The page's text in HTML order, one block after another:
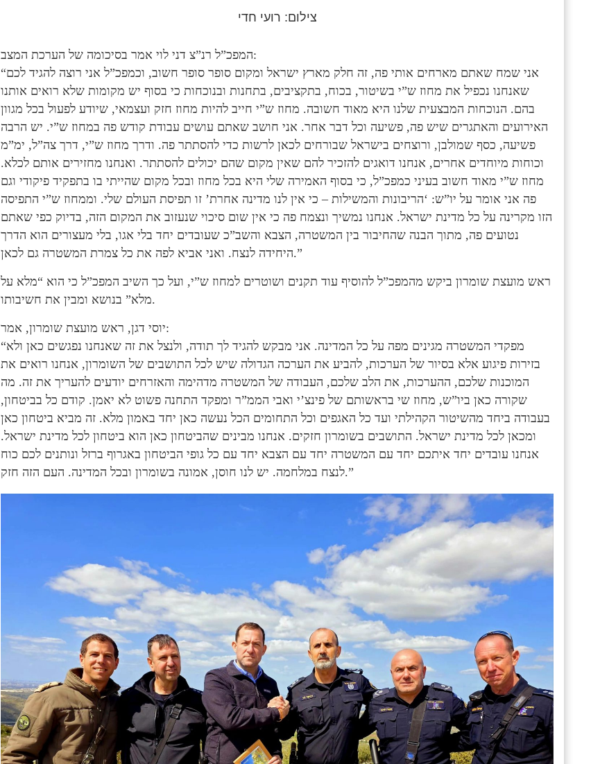
צילום: רועי חדי
המפכ”ל רנ”צ דני לוי אמר בסיכומה של הערכת המצב:
“אני שמח שאתם מארחים אותי פה, זה חלק מארץ ישראל ומקום סופר סופר חשוב, וכמפכ”ל אני רוצה להגיד לכם
שאנחנו נכפיל את מחוז ש”י בשיטור, בכוח, בתקציבים, בתחנות ובנוכחות כי בסוף יש מקומות שלא רואים אותנו
בהם. הנוכחות המבצעית שלנו היא מאוד חשובה. מחוז ש”י חייב להיות מחוז חזק ועצמאי, שיודע לפעול בכל מגוון
האירועים והאתגרים שיש פה, פשיעה וכל דבר אחר. אני חושב שאתם עושים עבודת קודש פה במחוז ש”י. יש הרבה
פשיעה, כסף שמולבן, ורוצחים בישראל שבורחים לכאן לרשות כדי להסתתר פה. ודרך מחוז ש”י, דרך צה”ל, ימ”מ
וכוחות מיוחדים אחרים, אנחנו דואגים להזכיר להם שאין מקום שהם יכולים להסתתר. ואנחנו מחזירים אותם לכלא.
מחוז ש”י מאוד חשוב בעיני כמפכ”ל, כי בסוף האמירה שלי היא בכל מחוז ובכל מקום שהייתי בו בתפקיד פיקודי וגם
פה אני אומר על יו”ש: ‘הריבונות והמשילות – כי אין לנו מדינה אחרת’ זו תפיסת העולם שלי. וממחוז ש”י התפיסה
הזו מקרינה על כל מדינת ישראל. אנחנו נמשיך ונצמח פה כי אין שום סיכוי שנעזוב את המקום הזה, בדיוק כפי שאתם
נטועים פה, מתוך הבנה שהחיבור בין המשטרה, הצבא והשב”כ שעובדים יחד בלי אגו, בלי מעצורים הוא הדרך
היחידה לנצח. ואני אביא לפה את כל צמרת המשטרה גם לכאן.”
ראש מועצת שומרון ביקש מהמפכ”ל להוסיף עוד תקנים ושוטרים למחוז ש”י, ועל כך השיב המפכ”ל כי הוא “מלא על
מלא” בנושא ומבין את חשיבותו.
יוסי דגן, ראש מועצת שומרון, אמר:
“מפקדי המשטרה מגינים מפה על כל המדינה. אני מבקש להגיד לך תודה, ולנצל את זה שאנחנו נפגשים כאן ולא
בזירות פיגוע אלא בסיור של הערכות, להביע את הערכה הגדולה שיש לכל התושבים של השומרון, אנחנו רואים את
המוכנות שלכם, ההערכות, את הלב שלכם, העבודה של המשטרה מדהימה והאזרחים יודעים להעריך את זה. מה
שקורה כאן ביו”ש, מחוז שי בראשותם של פינצ’י ואבי הממ”ר ומפקד התחנה פשוט לא יאמן. קודם כל בביטחון,
בעבודה ביחד מהשיטור הקהילתי ועד כל האגפים וכל התחומים הכל נעשה כאן יחד באמון מלא. זה מביא ביטחון כאן
ומכאן לכל מדינת ישראל. התושבים בשומרון חזקים. אנחנו מבינים שהביטחון כאן הוא ביטחון לכל מדינת ישראל.
אנחנו עובדים יחד איתכם יחד עם המשטרה יחד עם הצבא יחד עם כל גופי הביטחון באגרוף ברזל ונותנים לכם כוח
לנצח במלחמה. יש לנו חוסן, אמונה בשומרון ובכל המדינה. העם הזה חזק.”